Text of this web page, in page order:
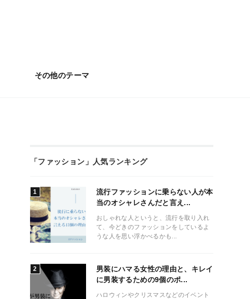
その他のテーマ
「ファッション」人気ランキング
流行ファッションに乗らない人が本
当のオシャレさんだと言え...
おしゃれな人というと、流行を取り入れ
て、今どきのファッションをしているよ
うな人を思い浮かべるかも...
男装にハマる女性の理由と、キレイ
に男装するための9個のポ...
ハロウィンやクリスマスなどのイベント